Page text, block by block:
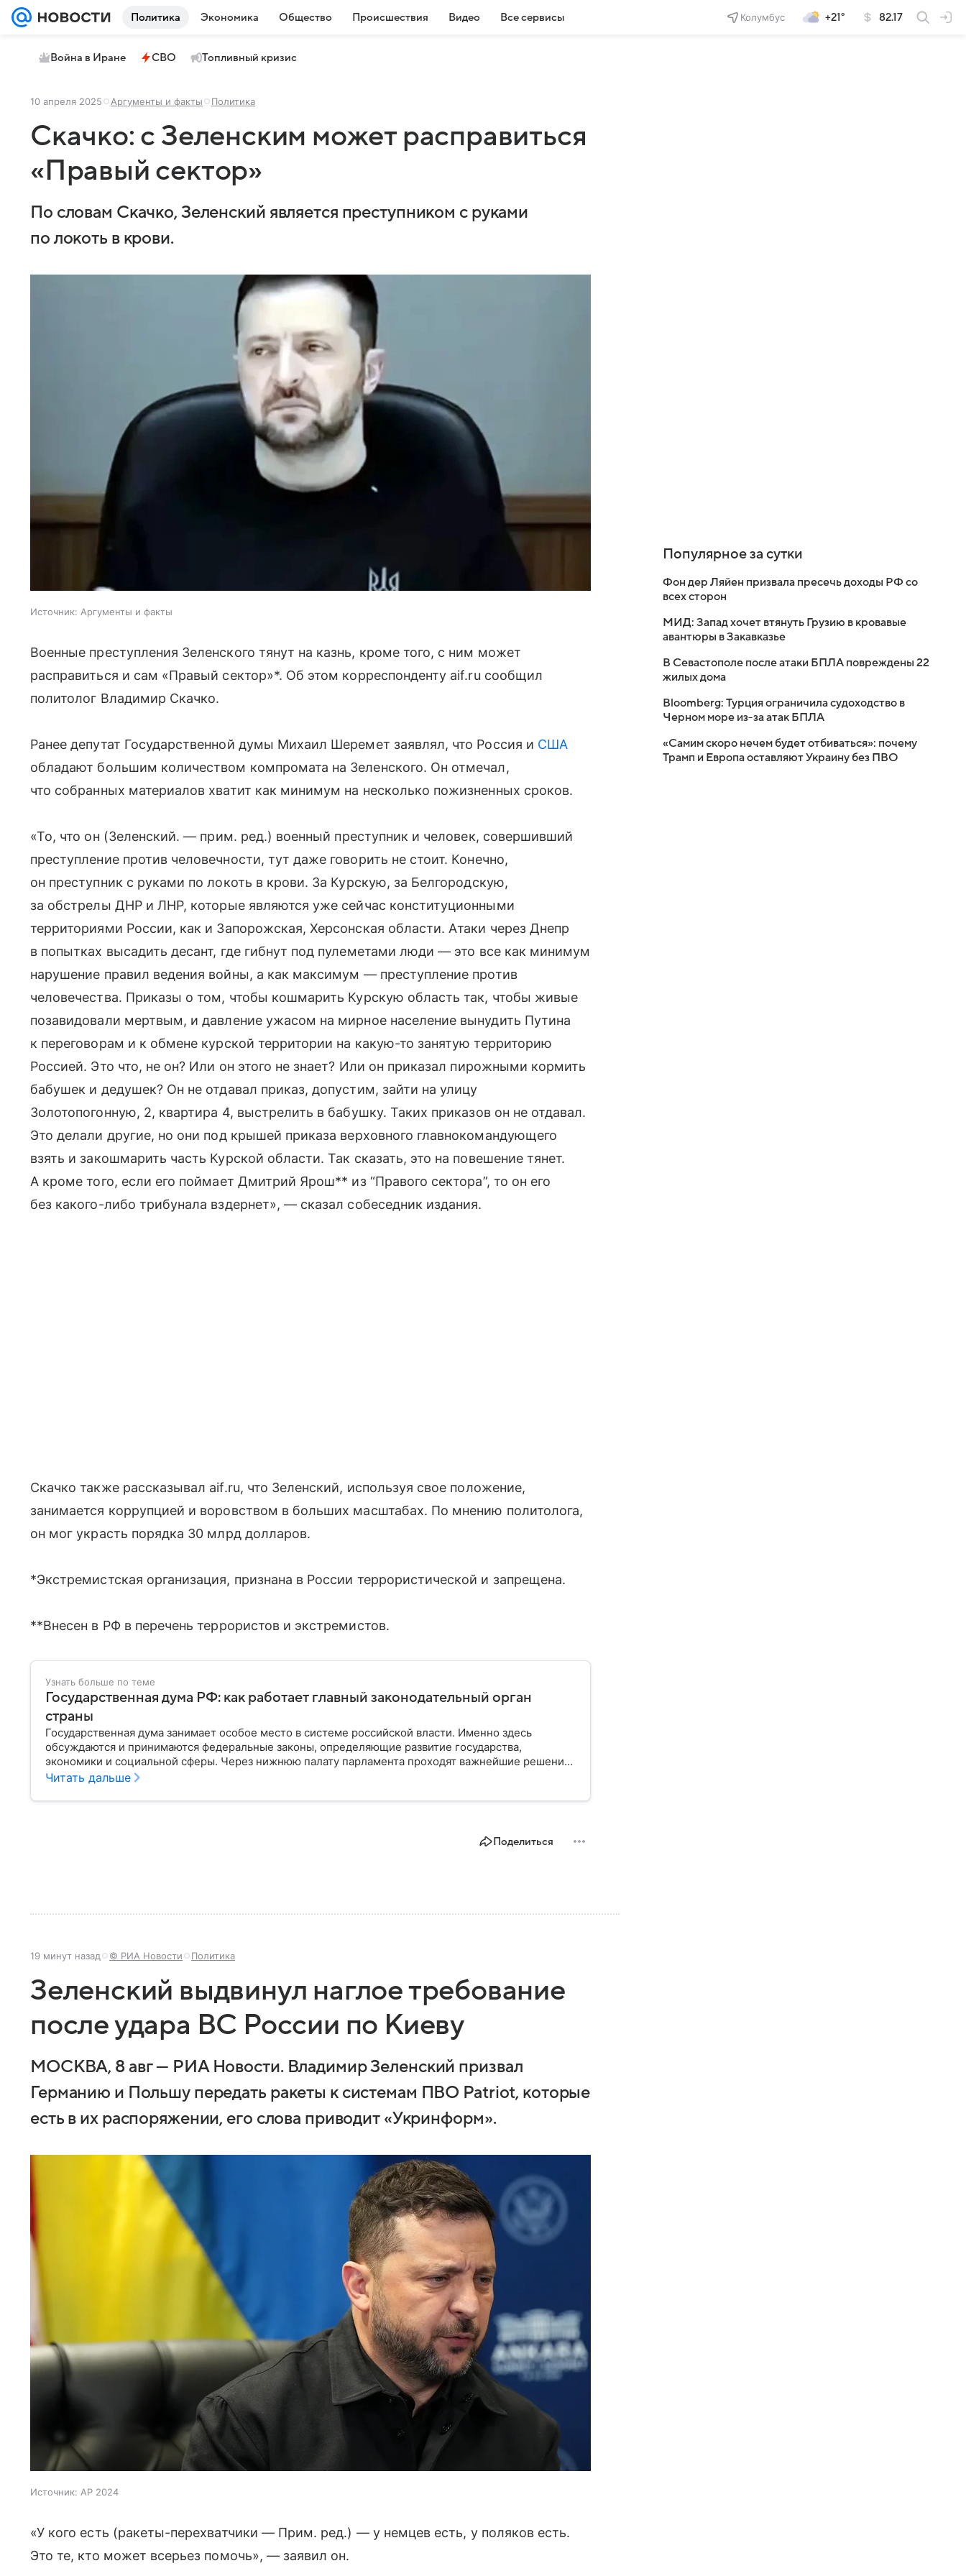
Политика Экономика Общество Происшествия Видео Все сервисы Колумбус +21° 82.17
Война в Иране СВО Топливный кризис
10 апреля 2025 Аргументы и факты Политика
Скачко: с Зеленским может расправиться
«Правый сектор»
По словам Скачко, Зеленский является преступником с руками
по локоть в крови.
Источник: Аргументы и факты
Военные преступления Зеленского тянут на казнь, кроме того, с ним может
расправиться и сам «Правый сектор»*. Об этом корреспонденту aif.ru сообщил
политолог Владимир Скачко.
Ранее депутат Государственной думы Михаил Шеремет заявлял, что Россия и США
обладают большим количеством компромата на Зеленского. Он отмечал,
что собранных материалов хватит как минимум на несколько пожизненных сроков.
«То, что он (Зеленский. — прим. ред.) военный преступник и человек, совершивший
преступление против человечности, тут даже говорить не стоит. Конечно,
он преступник с руками по локоть в крови. За Курскую, за Белгородскую,
за обстрелы ДНР и ЛНР, которые являются уже сейчас конституционными
территориями России, как и Запорожская, Херсонская области. Атаки через Днепр
в попытках высадить десант, где гибнут под пулеметами люди — это все как минимум
нарушение правил ведения войны, а как максимум — преступление против
человечества. Приказы о том, чтобы кошмарить Курскую область так, чтобы живые
позавидовали мертвым, и давление ужасом на мирное население вынудить Путина
к переговорам и к обмене курской территории на какую-то занятую территорию
Россией. Это что, не он? Или он этого не знает? Или он приказал пирожными кормить
бабушек и дедушек? Он не отдавал приказ, допустим, зайти на улицу
Золотопогонную, 2, квартира 4, выстрелить в бабушку. Таких приказов он не отдавал.
Это делали другие, но они под крышей приказа верховного главнокомандующего
взять и закошмарить часть Курской области. Так сказать, это на повешение тянет.
А кроме того, если его поймает Дмитрий Ярош** из “Правого сектора”, то он его
без какого-либо трибунала вздернет», — сказал собеседник издания.
Скачко также рассказывал aif.ru, что Зеленский, используя свое положение,
занимается коррупцией и воровством в больших масштабах. По мнению политолога,
он мог украсть порядка 30 млрд долларов.
*Экстремистская организация, признана в России террористической и запрещена.
**Внесен в РФ в перечень террористов и экстремистов.
Узнать больше по теме
Государственная дума РФ: как работает главный законодательный орган
страны
Государственная дума занимает особое место в системе российской власти. Именно здесь
обсуждаются и принимаются федеральные законы, определяющие развитие государства,
экономики и социальной сферы. Через нижнюю палату парламента проходят важнейшие решения,
затрагивающие жизнь миллионов граждан. Разбираемся, как устроена Госдума, какие полномочия
Читать дальше
Поделиться
19 минут назад © РИА Новости Политика
Зеленский выдвинул наглое требование
после удара ВС России по Киеву
МОСКВА, 8 авг — РИА Новости. Владимир Зеленский призвал
Германию и Польшу передать ракеты к системам ПВО Patriot, которые
есть в их распоряжении, его слова приводит «Укринформ».
Источник: AP 2024
«У кого есть (ракеты-перехватчики — Прим. ред.) — у немцев есть, у поляков есть.
Это те, кто может всерьез помочь», — заявил он.
Популярное за сутки
Фон дер Ляйен призвала пресечь доходы РФ со
всех сторон
МИД: Запад хочет втянуть Грузию в кровавые
авантюры в Закавказье
В Севастополе после атаки БПЛА повреждены 22
жилых дома
Bloomberg: Турция ограничила судоходство в
Черном море из-за атак БПЛА
«Самим скоро нечем будет отбиваться»: почему
Трамп и Европа оставляют Украину без ПВО